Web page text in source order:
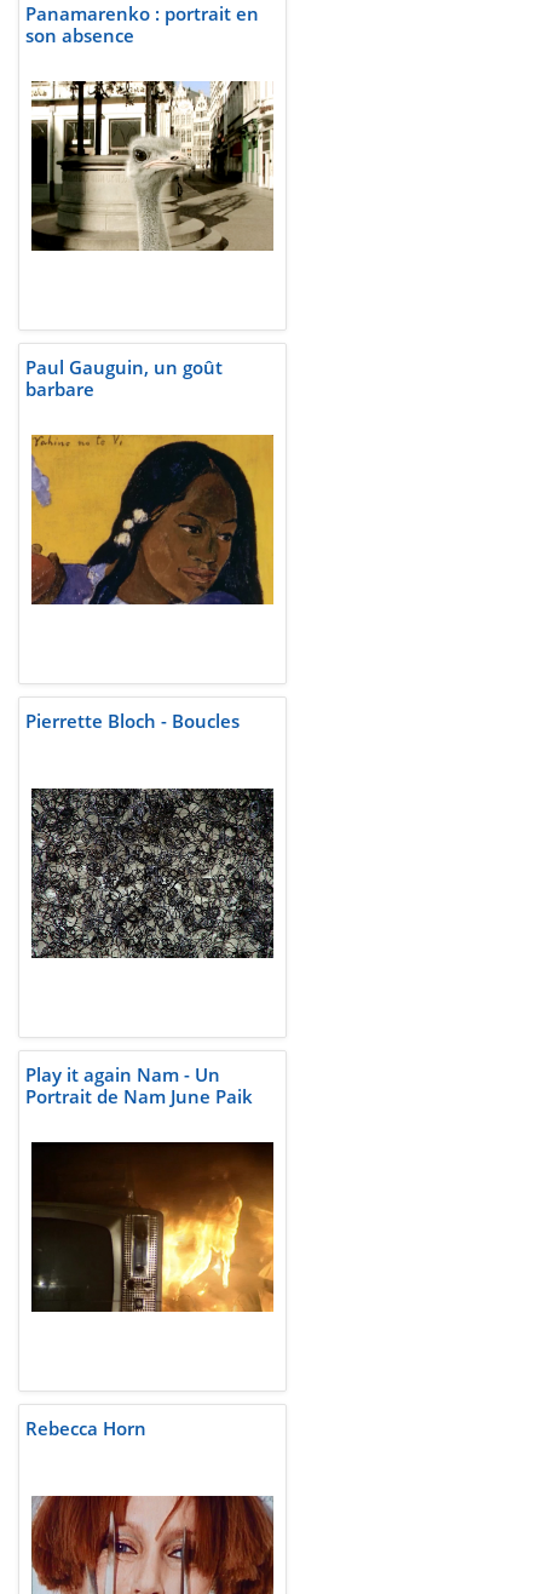
Panamarenko : portrait en
son absence
Paul Gauguin, un goût
barbare
Pierrette Bloch - Boucles
Play it again Nam - Un
Portrait de Nam June Paik
Rebecca Horn